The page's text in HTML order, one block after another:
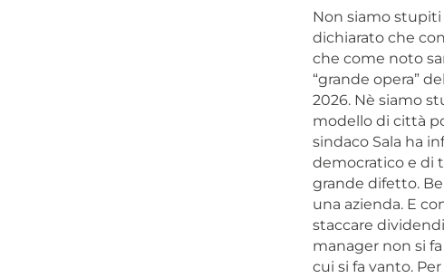
Non siamo stupiti
dichiarato che
che come noto
“grande opera”
2026. Nè siamo
modello di città
sindaco Sala ha
democratico e di
grande difetto.
una azienda. E
staccare
manager non si
cui si fa vanto.